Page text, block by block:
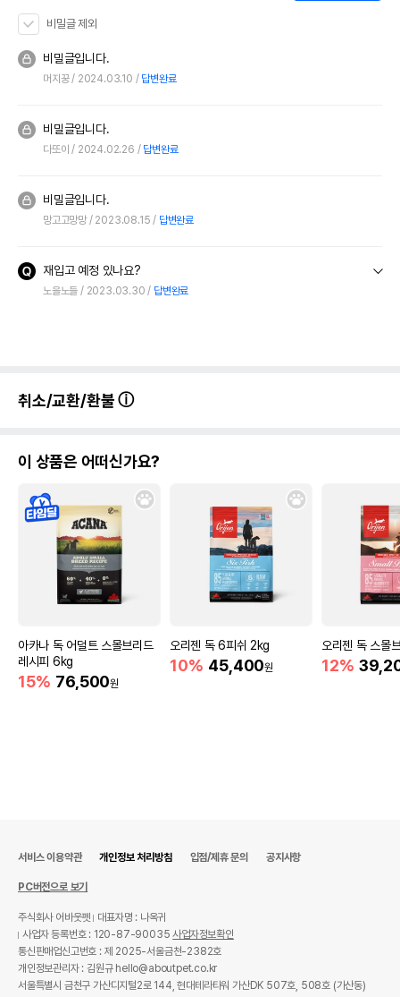
비밀글 제외
비밀글입니다.
머지꿍 2024.03.10 답변완료
비밀글입니다.
다또이 2024.02.26 답변완료
비밀글입니다.
망고고망망 2023.08.15 답변완료
재입고 예정 있나요?
노을노들 2023.03.30 답변완료
취소/교환/환불
이 상품은 어떠신가요?
아카나 독 어덜트 스몰브리드
레시피 6kg
15% 76,500원
오리젠 독 6피쉬 2kg
10% 45,400원
오리젠 독 스몰
12%
서비스 이용약관 개인정보 처리방침 입점/제휴 문의 공지사항
PC버전으로 보기
주식회사 어바웃펫
대표자명 : 나옥귀
사업자 등록번호 : 120-87-90035사업자정보확인
통신판매업신고번호 : 제 2025-서울금천-2382호
개인정보관리자 : 김원규 hello@aboutpet.co.kr
서울특별시 금천구 가산디지털2로 144, 현대테라타워 가산DK 507호, 508호 (가산동)